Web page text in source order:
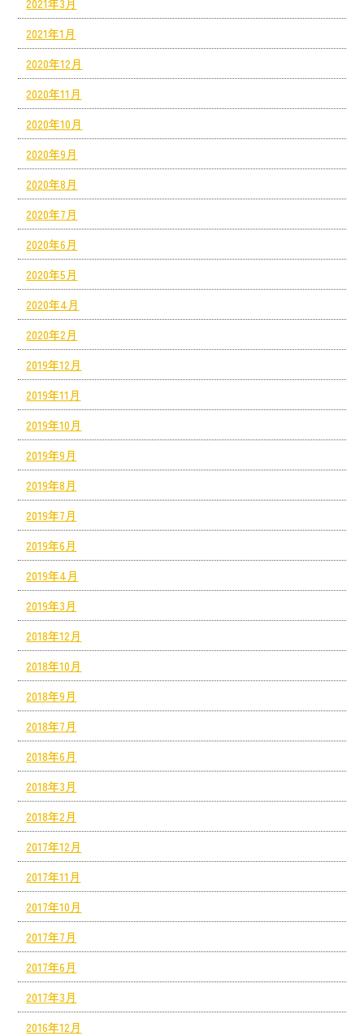
2021年1月
2020年12月
2020年11月
2020年10月
2020年9月
2020年8月
2020年7月
2020年6月
2020年5月
2020年4月
2020年2月
2019年12月
2019年11月
2019年10月
2019年9月
2019年8月
2019年7月
2019年6月
2019年4月
2019年3月
2018年12月
2018年10月
2018年9月
2018年7月
2018年6月
2018年3月
2018年2月
2017年12月
2017年11月
2017年10月
2017年7月
2017年6月
2017年3月
2016年12月